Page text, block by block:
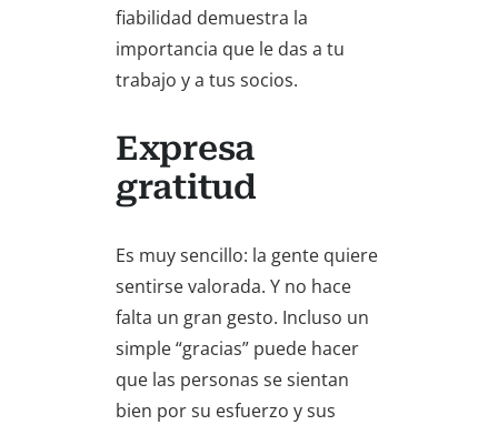
fiabilidad demuestra la
importancia que le das a tu
trabajo y a tus socios.
Expresa
gratitud
Es muy sencillo: la gente quiere
sentirse valorada. Y no hace
falta un gran gesto. Incluso un
simple “gracias” puede hacer
que las personas se sientan
bien por su esfuerzo y sus